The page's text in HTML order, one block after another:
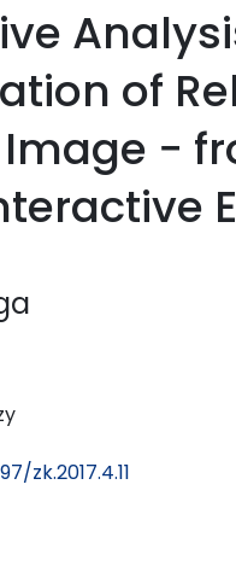
of
−
zk.2017.4.11